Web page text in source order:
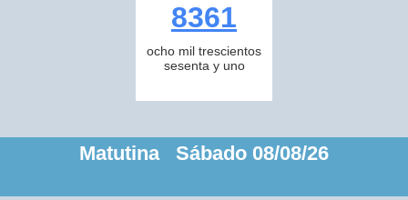
8361
ocho mil trescientos
sesenta y uno
Matutina Sábado 08/08/26